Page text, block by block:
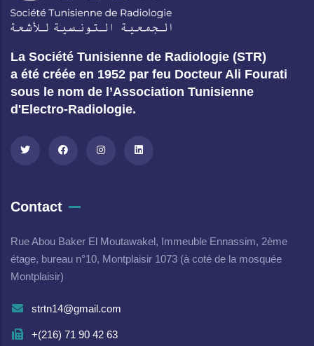
La Société Tunisienne de Radiologie (STR)
a été créée en 1952 par feu Docteur Ali Fourati
sous le nom de l’Association Tunisienne
d'Electro-Radiologie.
Contact
Rue Abou Baker El Moutawakel, Immeuble Ennassim, 2ème
étage, bureau n°10, Montplaisir 1073 (à coté de la mosquée
Montplaisir)
strtn14@gmail.com
+(216) 71 90 42 63